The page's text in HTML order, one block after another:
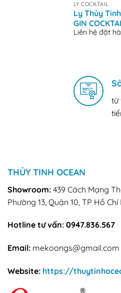
LY COCKTAIL
Ly Thủy
GIN
Liên hệ đặt
từ
THỦY TINH OCEAN
Showroom: 439 Cách Mạng
Phường 13, Quận 10, TP Hồ Chí
Hotline tư vấn: 0947.836.567
Email: mekoongs@gmail.com
Website: https://